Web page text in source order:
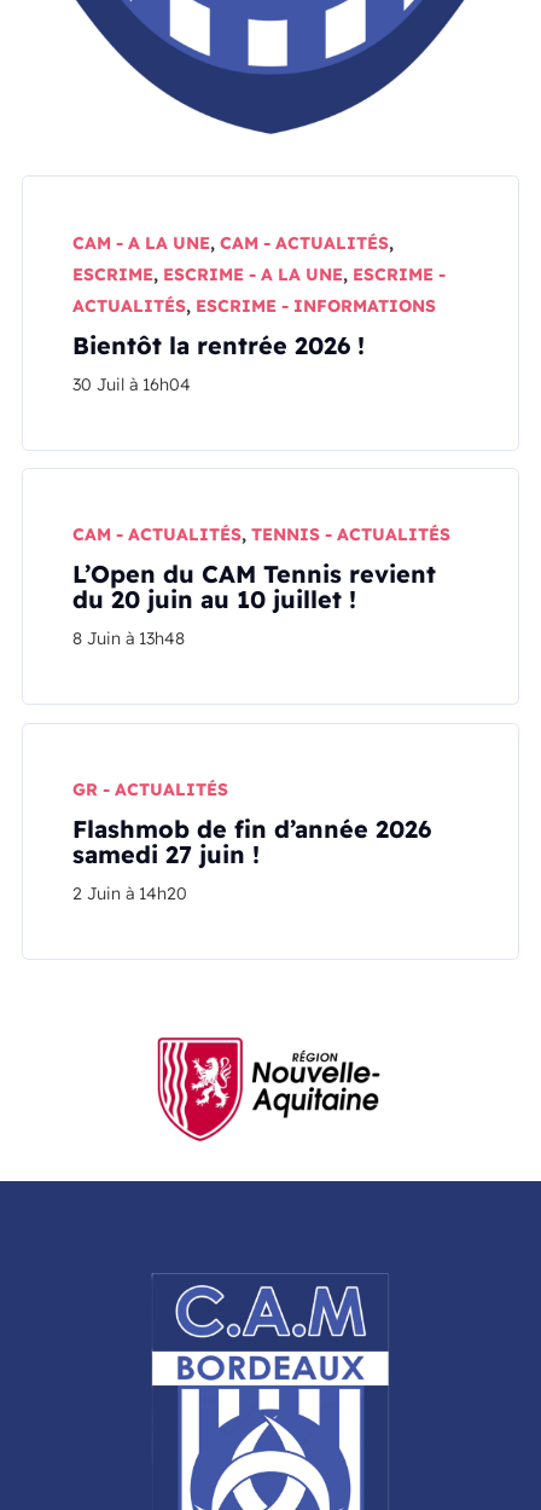
CAM - A LA UNE,CAM - ACTUALITÉS,
ESCRIME, ESCRIME - A LA UNE, ESCRIME -
ACTUALITÉS, ESCRIME - INFORMATIONS
Bientôt la rentrée 2026 !
30 Juil à 16h04
CAM - ACTUALITÉS,TENNIS - ACTUALITÉS
L’Open du CAM Tennis revient
du 20 juin au 10 juillet !
8 Juin à 13h48
GR - ACTUALITÉS
Flashmob de fin d’année 2026
samedi 27 juin !
2 Juin à 14h20